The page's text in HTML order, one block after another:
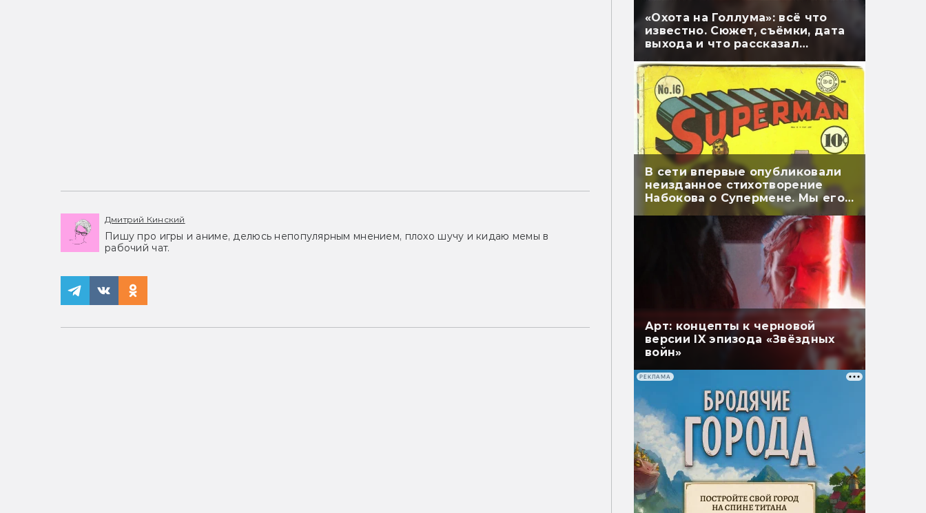
Дмитрий Кинский
Пишу про игры и аниме, делюсь непопулярным мнением, плохо шучу и кидаю мемы в
рабочий чат.
«Охота на Голлума»: всё что
известно. Сюжет, съёмки, дата
выхода и что рассказал
В сети впервые опубликовали
неизданное стихотворение
Набокова о Супермене. Мы его
перевели
Арт: концепты к черновой
версии IX эпизода «Звёздных
войн»
РЕКЛАМА